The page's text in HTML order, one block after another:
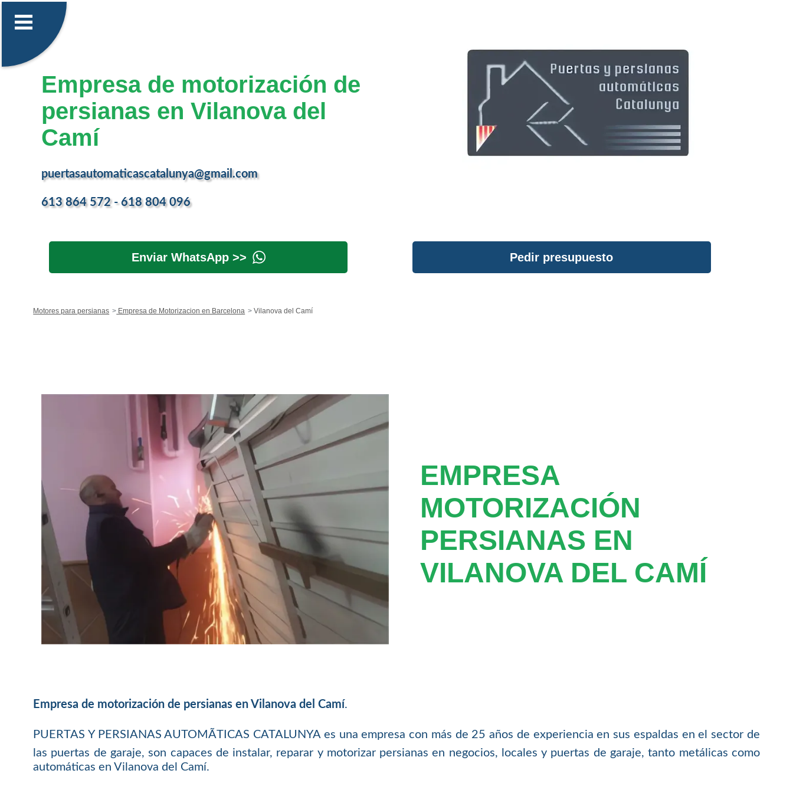
Empresa de motorización de
persianas en Vilanova del
Camí
puertasautomaticascatalunya@gmail.com
613 864 572 - 618 804 096
Enviar WhatsApp >> Pedir presupuesto
Motores para persianas Empresa de Motorizacion en Barcelona Vilanova del Camí
EMPRESA
MOTORIZACIÓN
PERSIANAS EN
VILANOVA DEL CAMÍ
Empresa de motorización de persianas en Vilanova del Camí.
PUERTAS Y PERSIANAS AUTOMÃTICAS CATALUNYA es una empresa con más de 25 años de experiencia en sus espaldas en el sector de
las puertas de garaje, son capaces de instalar, reparar y motorizar persianas en negocios, locales y puertas de garaje, tanto metálicas como
automáticas en Vilanova del Camí.